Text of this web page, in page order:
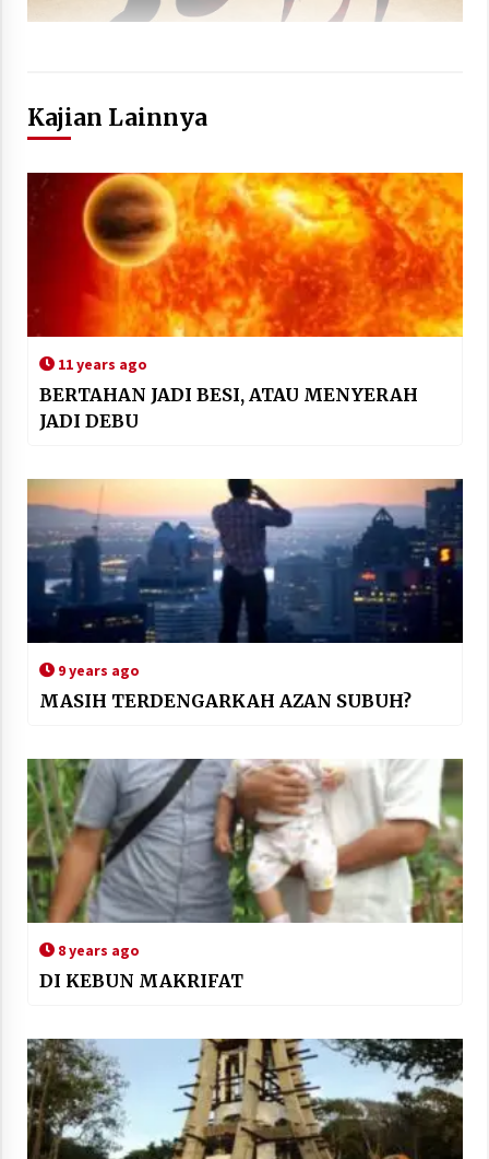
Kajian Lainnya
11 years ago
BERTAHAN JADI BESI, ATAU MENYERAH
JADI DEBU
9 years ago
MASIH TERDENGARKAH AZAN SUBUH?
8 years ago
DI KEBUN MAKRIFAT